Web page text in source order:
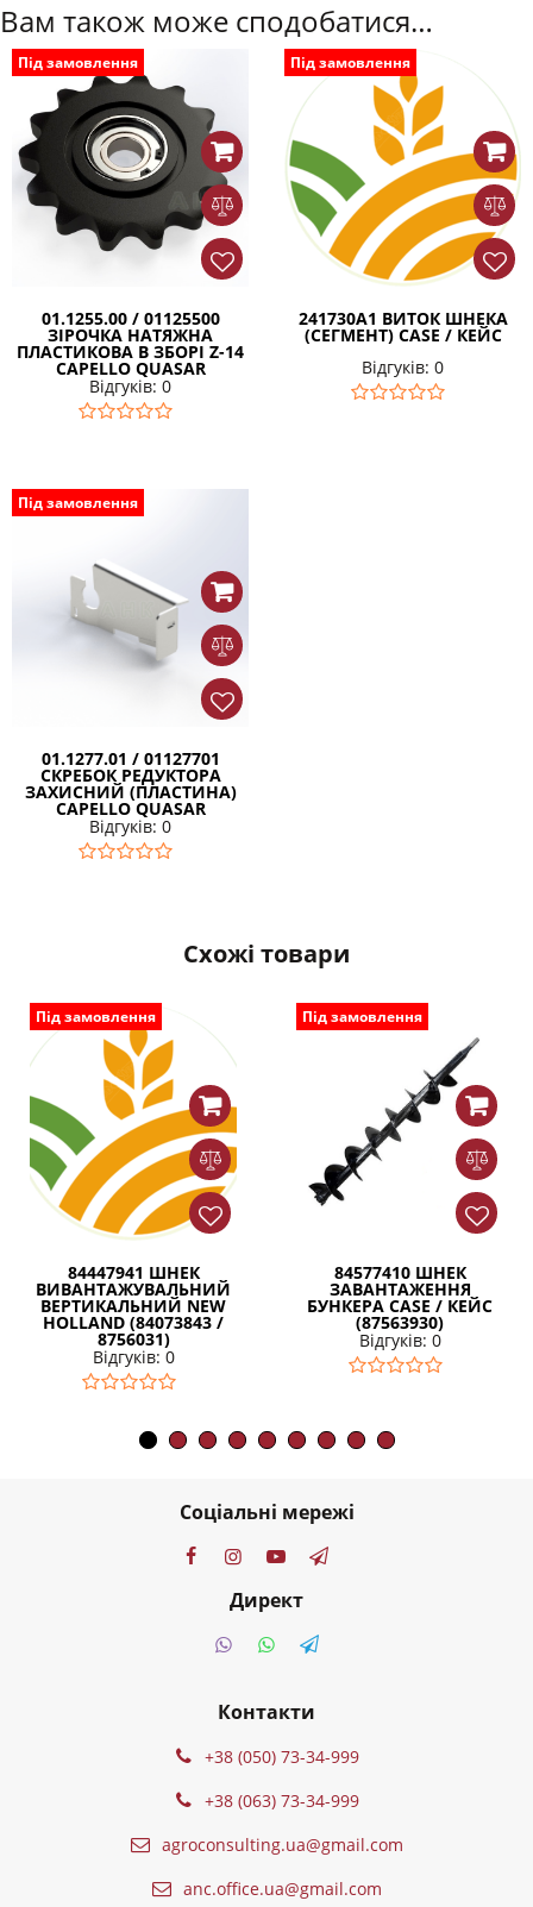
Вам також може сподобатися…
Під замовлення
01.1255.00 / 01125500
ЗІРОЧКА НАТЯЖНА
ПЛАСТИКОВА В ЗБОРІ Z-14
CAPELLO QUASAR
Відгуків: 0
Під замовлення
241730A1 ВИТОК ШНЕКА
(СЕГМЕНТ) CASE / КЕЙС
Відгуків: 0
Під замовлення
01.1277.01 / 01127701
СКРЕБОК РЕДУКТОРА
ЗАХИСНИЙ (ПЛАСТИНА)
CAPELLO QUASAR
Відгуків: 0
Схожі товари
Під замовлення
84447941 ШНЕК
ВИВАНТАЖУВАЛЬНИЙ
ВЕРТИКАЛЬНИЙ NEW
HOLLAND (84073843 /
8756031)
Відгуків: 0
Під замовлення
84577410 ШНЕК
ЗАВАНТАЖЕННЯ
БУНКЕРА CASE / КЕЙС
(87563930)
Відгуків: 0
Соціальні мережі
Директ
Контакти
+38 (050) 73-34-999
+38 (063) 73-34-999
agroconsulting.ua@gmail.com
anc.office.ua@gmail.com